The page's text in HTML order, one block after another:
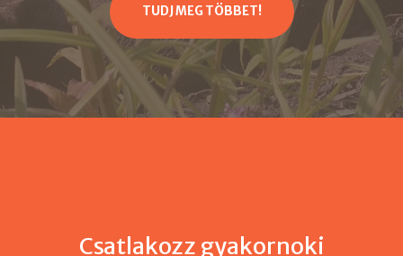
TUDJ MEG TÖBBET!
Csatlakozz gyakornoki